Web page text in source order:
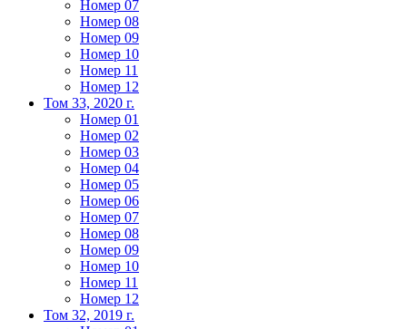
Номер 07
Номер 08
Номер 09
Номер 10
Номер 11
Номер 12
Том 33, 2020 г.
Номер 01
Номер 02
Номер 03
Номер 04
Номер 05
Номер 06
Номер 07
Номер 08
Номер 09
Номер 10
Номер 11
Номер 12
Том 32, 2019 г.